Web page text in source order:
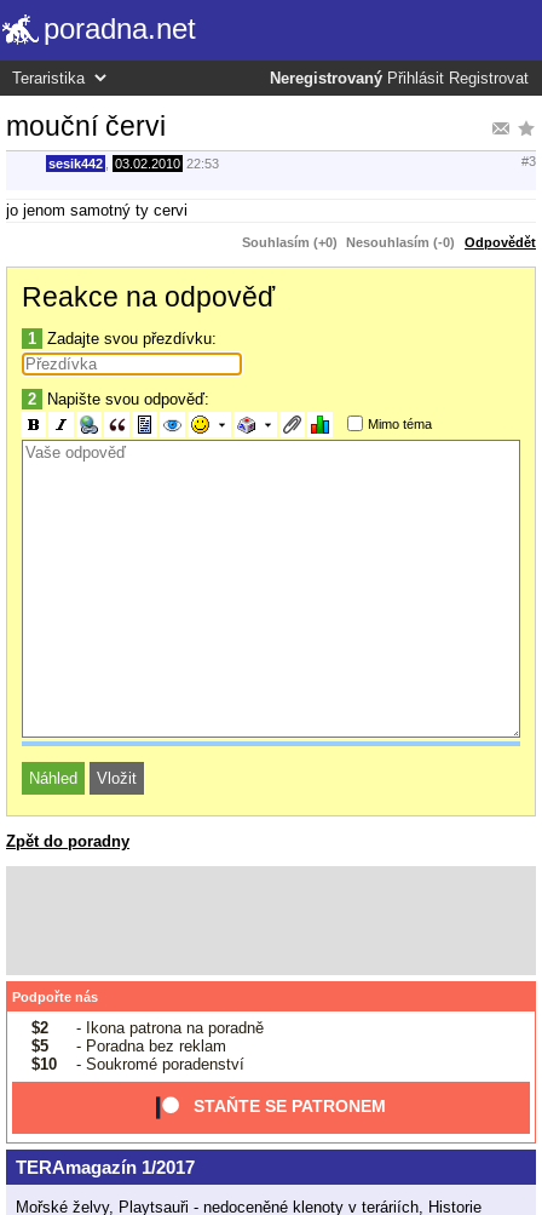
poradna.net
Neregistrovaný Přihlásit Registrovat
mouční červi
sesik442 03.02.2010 22:53 #3
jo jenom samotný ty cervi
Souhlasím (+0) Nesouhlasím (-0) Odpovědět
Reakce na odpověď
1 Zadajte svou přezdívku:
2 Napište svou odpověď:
Mimo téma
Zpět do poradny
Podpořte nás
$2
- Ikona patrona na poradně
$5
- Poradna bez reklam
$10
- Soukromé poradenství
STAŇTE SE PATRONEM
TERAmagazín 1/2017
Mořské želvy, Playtsauři - nedoceněné klenoty v teráriích, Historie